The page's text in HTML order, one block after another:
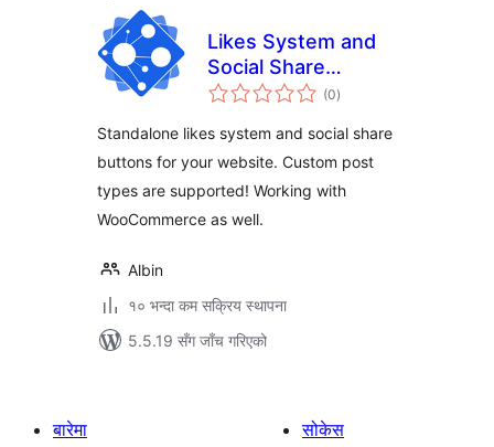
Likes System and
Social Share
Buttons for
WooCommerce
(0कुल
रेटिङ्गहरू
)
Standalone likes system and social share
buttons for your website. Custom post
types are supported! Working with
WooCommerce as well.
Albin
१० भन्दा कम सक्रिय स्थापना
5.5.19 सँग जाँच गरिएको
बारेमा
सोकेस